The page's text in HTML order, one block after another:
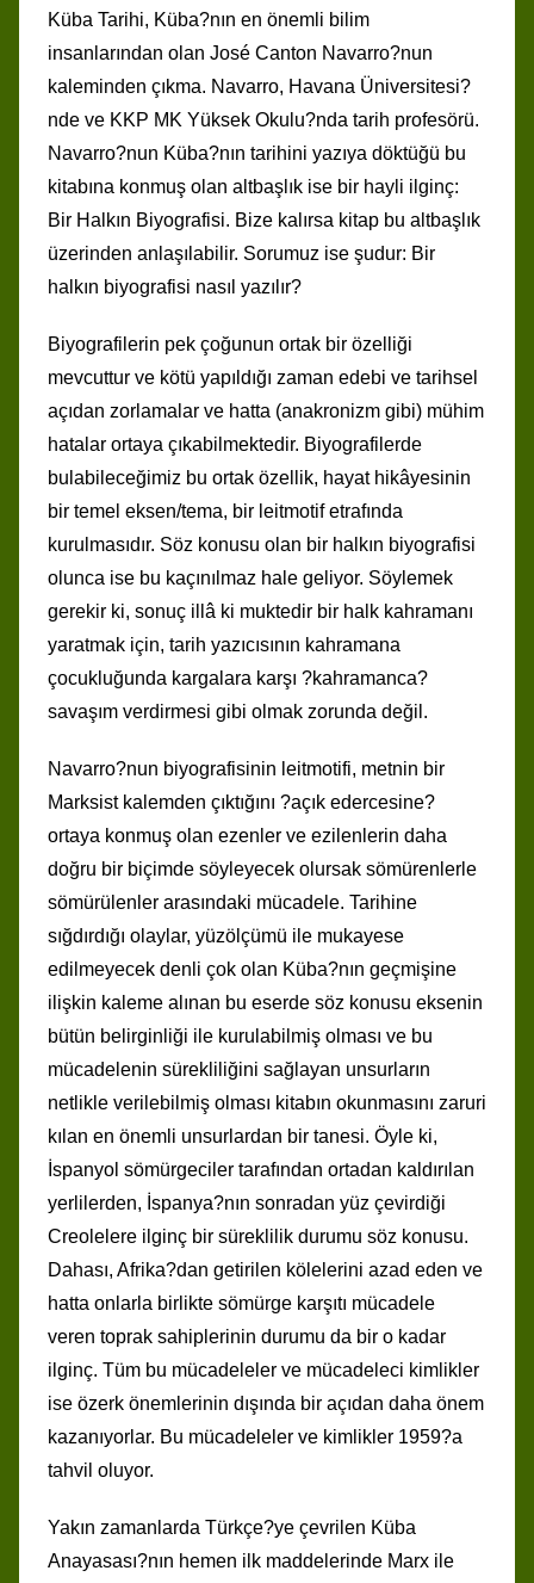
Küba Tarihi, Küba?nın en önemli bilim
insanlarından olan José Canton Navarro?nun
kaleminden çıkma. Navarro, Havana Üniversitesi?
nde ve KKP MK Yüksek Okulu?nda tarih profesörü.
Navarro?nun Küba?nın tarihini yazıya döktüğü bu
kitabına konmuş olan altbaşlık ise bir hayli ilginç:
Bir Halkın Biyografisi. Bize kalırsa kitap bu altbaşlık
üzerinden anlaşılabilir. Sorumuz ise şudur: Bir
halkın biyografisi nasıl yazılır?
Biyografilerin pek çoğunun ortak bir özelliği
mevcuttur ve kötü yapıldığı zaman edebi ve tarihsel
açıdan zorlamalar ve hatta (anakronizm gibi) mühim
hatalar ortaya çıkabilmektedir. Biyografilerde
bulabileceğimiz bu ortak özellik, hayat hikâyesinin
bir temel eksen/tema, bir leitmotif etrafında
kurulmasıdır. Söz konusu olan bir halkın biyografisi
olunca ise bu kaçınılmaz hale geliyor. Söylemek
gerekir ki, sonuç illâ ki muktedir bir halk kahramanı
yaratmak için, tarih yazıcısının kahramana
çocukluğunda kargalara karşı ?kahramanca?
savaşım verdirmesi gibi olmak zorunda değil.
Navarro?nun biyografisinin leitmotifi, metnin bir
Marksist kalemden çıktığını ?açık edercesine?
ortaya konmuş olan ezenler ve ezilenlerin daha
doğru bir biçimde söyleyecek olursak sömürenlerle
sömürülenler arasındaki mücadele. Tarihine
sığdırdığı olaylar, yüzölçümü ile mukayese
edilmeyecek denli çok olan Küba?nın geçmişine
ilişkin kaleme alınan bu eserde söz konusu eksenin
bütün belirginliği ile kurulabilmiş olması ve bu
mücadelenin sürekliliğini sağlayan unsurların
netlikle verilebilmiş olması kitabın okunmasını zaruri
kılan en önemli unsurlardan bir tanesi. Öyle ki,
İspanyol sömürgeciler tarafından ortadan kaldırılan
yerlilerden, İspanya?nın sonradan yüz çevirdiği
Creolelere ilginç bir süreklilik durumu söz konusu.
Dahası, Afrika?dan getirilen kölelerini azad eden ve
hatta onlarla birlikte sömürge karşıtı mücadele
veren toprak sahiplerinin durumu da bir o kadar
ilginç. Tüm bu mücadeleler ve mücadeleci kimlikler
ise özerk önemlerinin dışında bir açıdan daha önem
kazanıyorlar. Bu mücadeleler ve kimlikler 1959?a
tahvil oluyor.
Yakın zamanlarda Türkçe?ye çevrilen Küba
Anayasası?nın hemen ilk maddelerinde Marx ile